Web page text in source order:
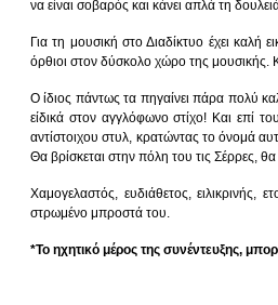
να είναι σοβαρός και κάνει απλά τη
Για τη μουσική στο Διαδίκτυο έχει
όρθιοι στον δύσκολο χώρο της μουσικής.
Ο ίδιος πάντως τα πηγαίνει πάρα πολύ
είδικά στον αγγλόφωνο στίχο! Και επί
αντίστοιχου στυλ, κρατώντας το όνομά
Θα βρίσκεται στην πόλη του τις Σέρρες,
Χαμογελαστός, ευδιάθετος,
στρωμένο μπροστά του.
*Το ηχητικό μέρος της συνέντευξης,